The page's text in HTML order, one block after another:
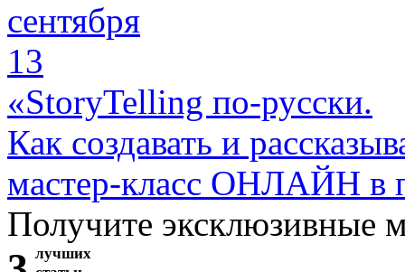
сентября
13
«StoryTelling по-русски.
Как создавать и
мастер-класс ОНЛАЙН в
Получите эксклюзивные
лучших